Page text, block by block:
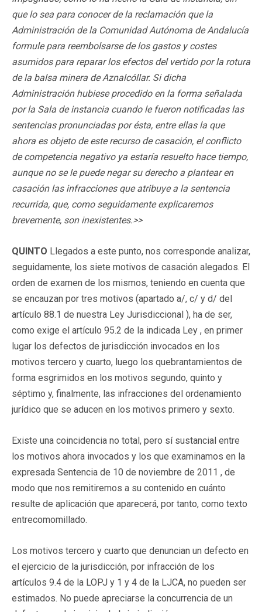
que lo sea para conocer de la reclamación que la
Administración de la Comunidad Autónoma de Andalucía
formule para reembolsarse de los gastos y costes
asumidos para reparar los efectos del vertido por la rotura
de la balsa minera de Aznalcóllar. Si dicha
Administración hubiese procedido en la forma señalada
por la Sala de instancia cuando le fueron notificadas las
sentencias pronunciadas por ésta, entre ellas la que
ahora es objeto de este recurso de casación, el conflicto
de competencia negativo ya estaría resuelto hace tiempo,
aunque no se le puede negar su derecho a plantear en
casación las infracciones que atribuye a la sentencia
recurrida, que, como seguidamente explicaremos
brevemente, son inexistentes.>>
QUINTO Llegados a este punto, nos corresponde analizar,
seguidamente, los siete motivos de casación alegados. El
orden de examen de los mismos, teniendo en cuenta que
se encauzan por tres motivos (apartado a/, c/ y d/ del
artículo 88.1 de nuestra Ley Jurisdiccional ), ha de ser,
como exige el artículo 95.2 de la indicada Ley , en primer
lugar los defectos de jurisdicción invocados en los
motivos tercero y cuarto, luego los quebrantamientos de
forma esgrimidos en los motivos segundo, quinto y
séptimo y, finalmente, las infracciones del ordenamiento
jurídico que se aducen en los motivos primero y sexto.
Existe una coincidencia no total, pero sí sustancial entre
los motivos ahora invocados y los que examinamos en la
expresada Sentencia de 10 de noviembre de 2011 , de
modo que nos remitiremos a su contenido en cuánto
resulte de aplicación que aparecerá, por tanto, como texto
entrecomomillado.
Los motivos tercero y cuarto que denuncian un defecto en
el ejercicio de la jurisdicción, por infracción de los
artículos 9.4 de la LOPJ y 1 y 4 de la LJCA, no pueden ser
estimados. No puede apreciarse la concurrencia de un